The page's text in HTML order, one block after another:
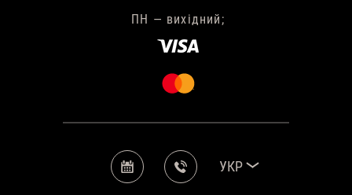
ПН — вихідний;
УКР